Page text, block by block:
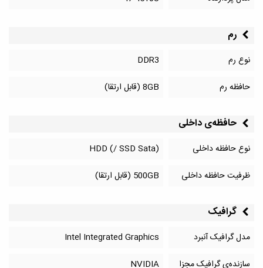
رم
نوع رم
DDR3
حافظه رم
8GB (قابل ارتقا)
حافظه‌‌ی داخلی
نوع حافظه داخلی
HDD (/ SSD Sata)
ظرفیت حافظه داخلی
500GB (قابل ارتقا)
گرافیک
مدل گرافیک آنبرد
Intel Integrated Graphics
سازنده‌ی گرافیک مجزا
NVIDIA